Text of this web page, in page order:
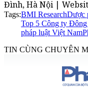
Đình, Hà Nội |
Tags:BMI ResearchDược
Top 5 Công ty
pháp luật Việt Nam
TIN CÙNG CHUYÊN